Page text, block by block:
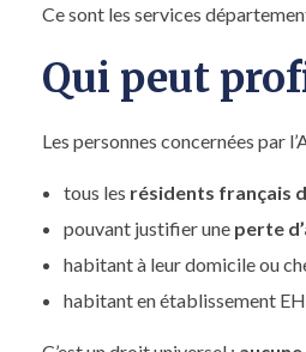
Ce sont les services
Qui peut
Les personnes concernées par
tous les résidents français
pouvant justifier une perte
habitant à leur domicile ou
habitant en établissement